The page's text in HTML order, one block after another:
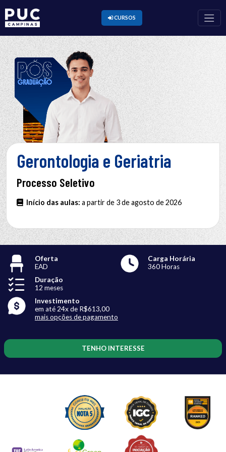
Gerontologia e Geriatria
Processo Seletivo
Início das aulas: a partir de 3 de agosto de 2026
Oferta
EAD
Carga Horária
360 Horas
Duração
12 meses
Investimento
em até 24x de R$613,00
mais opções de pagamento
TENHO INTERESSE